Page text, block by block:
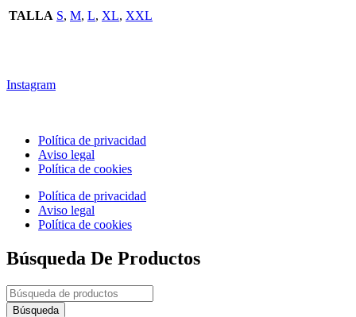
TALLA S, M, L, XL, XXL
Instagram
Política de privacidad
Aviso legal
Política de cookies
Política de privacidad
Aviso legal
Política de cookies
Búsqueda De Productos